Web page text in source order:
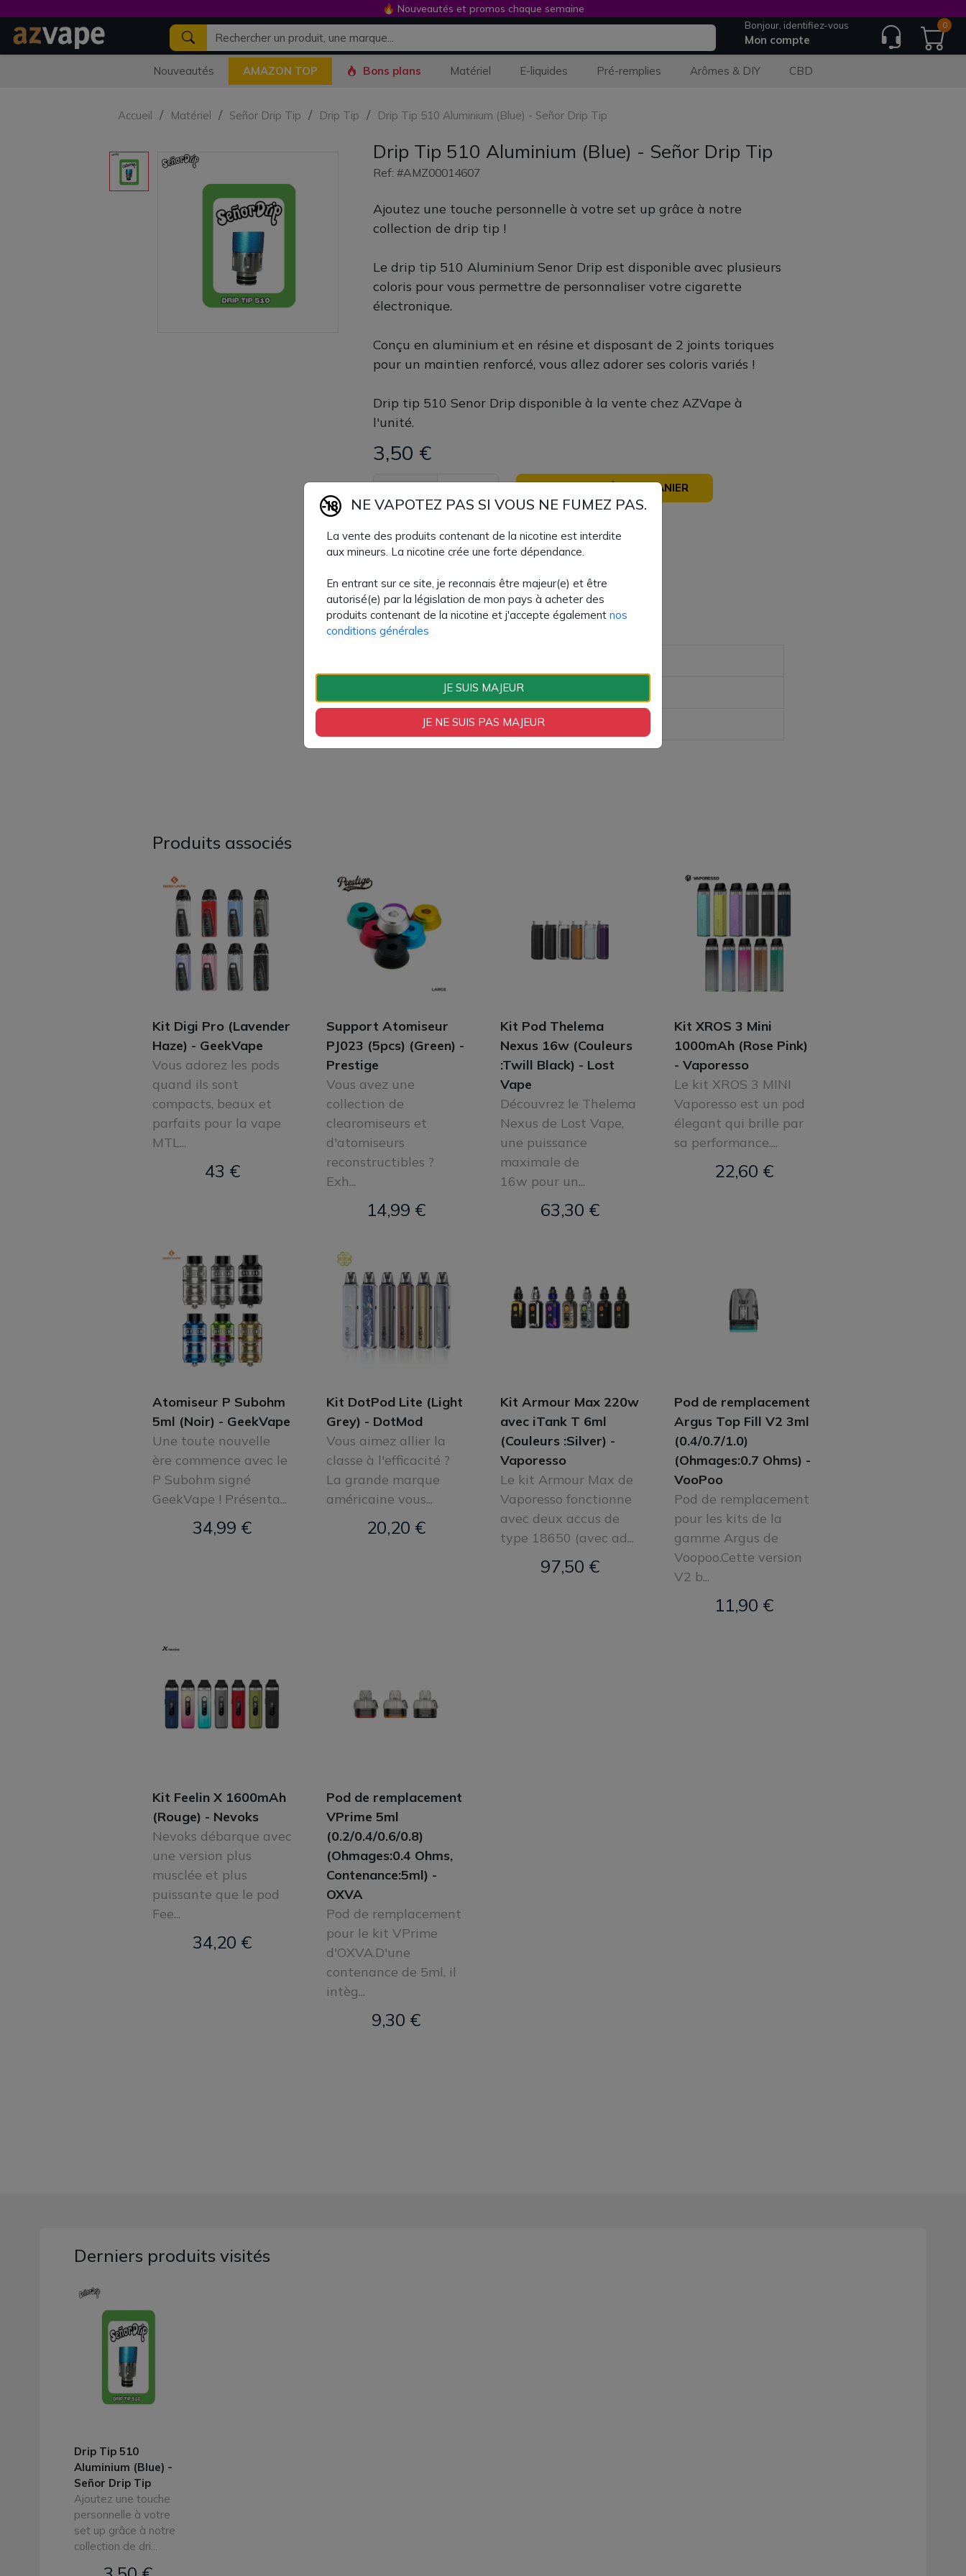
Bonjour, identifiez-vous
Mon compte
0
Nouveautés AMAZON TOP Bons plans Matériel E-liquides Pré-remplies Arômes & DIY CBD
Accueil Matériel Señor Drip Tip Drip Tip Drip Tip 510 Aluminium (Blue) - Señor Drip Tip
Drip Tip 510 Aluminium (Blue) - Señor Drip Tip
Ref: #AMZ00014607
Ajoutez une touche personnelle à votre set up grâce à notre
collection de drip tip !
Le drip tip 510 Aluminium Senor Drip est disponible avec plusieurs
coloris pour vous permettre de personnaliser votre cigarette
électronique.
Conçu en aluminium et en résine et disposant de 2 joints toriques
pour un maintien renforcé, vous allez adorer ses coloris variés !
Drip tip 510 Senor Drip disponible à la vente chez AZVape à
l'unité.
3,50 €
AJOUTER À MON PANIER
Fiche technique
Type de Produit
Drip Tip
Drip Tip
510
Produits associés
Kit Digi Pro (Lavender
Haze) - GeekVape
Vous adorez les pods
quand ils sont
compacts, beaux et
parfaits pour la vape
MTL...
43 €
Support Atomiseur
PJ023 (5pcs) (Green) -
Prestige
Vous avez une
collection de
clearomiseurs et
d'atomiseurs
reconstructibles ?
Exh...
14,99 €
Kit Pod Thelema
Nexus 16w (Couleurs
:Twill Black) - Lost
Vape
Découvrez le Thelema
Nexus de Lost Vape,
une puissance
maximale de
16w pour un...
63,30 €
Kit XROS 3 Mini
1000mAh (Rose Pink)
- Vaporesso
Le kit XROS 3 MINI
Vaporesso est un pod
élegant qui brille par
sa performance....
22,60 €
Atomiseur P Subohm
5ml (Noir) - GeekVape
Une toute nouvelle
ère commence avec le
P Subohm signé
GeekVape ! Présenta...
34,99 €
Kit DotPod Lite (Light
Grey) - DotMod
Vous aimez allier la
classe à l'efficacité ?
La grande marque
américaine vous...
20,20 €
Kit Armour Max 220w
avec iTank T 6ml
(Couleurs :Silver) -
Vaporesso
Le kit Armour Max de
Vaporesso fonctionne
avec deux accus de
type 18650 (avec ad...
97,50 €
Pod de remplacement
Argus Top Fill V2 3ml
(0.4/0.7/1.0)
(Ohmages:0.7 Ohms) -
VooPoo
Pod de remplacement
pour les kits de la
gamme Argus de
Voopoo.Cette version
V2 b...
11,90 €
Kit Feelin X 1600mAh
(Rouge) - Nevoks
Nevoks débarque avec
une version plus
musclée et plus
puissante que le pod
Fee...
34,20 €
Pod de remplacement
VPrime 5ml
(0.2/0.4/0.6/0.8)
(Ohmages:0.4 Ohms,
Contenance:5ml) -
OXVA
Pod de remplacement
pour le kit VPrime
d'OXVA.D'une
contenance de 5ml, il
intèg...
9,30 €
Derniers produits visités
Drip Tip 510
Aluminium (Blue) -
Señor Drip Tip
Ajoutez une touche
personnelle à votre
set up grâce à notre
collection de dri...
🔥 Nouveautés et promos chaque semaine
NE VAPOTEZ PAS SI VOUS NE FUMEZ PAS.
La vente des produits contenant de la nicotine est interdite
aux mineurs. La nicotine crée une forte dépendance.
En entrant sur ce site, je reconnais être majeur(e) et être
autorisé(e) par la législation de mon pays à acheter des
produits contenant de la nicotine et j'accepte également nos
conditions générales
JE SUIS MAJEUR
JE NE SUIS PAS MAJEUR